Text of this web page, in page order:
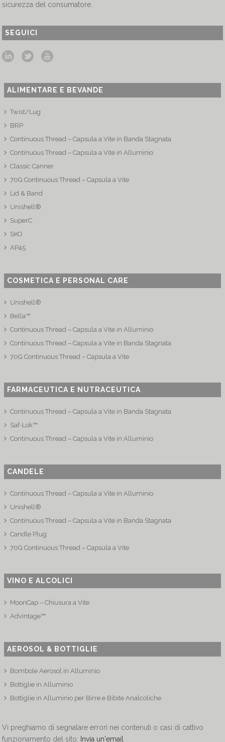
sicurezza del consumatore.
SEGUICI
ALIMENTARE E BEVANDE
Twist/Lug
BRP
Continuous Thread – Capsula a Vite in Banda Stagnata
Continuous Thread – Capsula a Vite in Alluminio
Classic Canner
70G Continuous Thread – Capsula a Vite
Lid & Band
Unishell®
SuperC
SKO
AP45
COSMETICA E PERSONAL CARE
Unishell®
Bella™
Continuous Thread – Capsula a Vite in Alluminio
Continuous Thread – Capsula a Vite in Banda Stagnata
70G Continuous Thread – Capsula a Vite
FARMACEUTICA E NUTRACEUTICA
Continuous Thread – Capsula a Vite in Banda Stagnata
Saf-Lok™
Continuous Thread – Capsula a Vite in Alluminio
CANDELE
Continuous Thread – Capsula a Vite in Alluminio
Unishell®
Continuous Thread – Capsula a Vite in Banda Stagnata
Candle Plug
70G Continuous Thread – Capsula a Vite
VINO E ALCOLICI
MoonCap – Chiusura a Vite
Advintage™
AEROSOL & BOTTIGLIE
Bombole Aerosol in Alluminio
Bottiglie in Alluminio
Bottiglie in Alluminio per Birre e Bibite Analcoliche
Vi preghiamo di segnalare errori nei contenuti o casi di cattivo
funzionamento del sito: Invia un'email